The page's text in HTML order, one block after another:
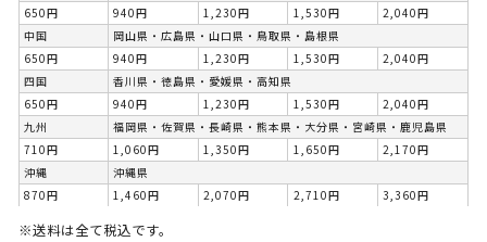
650円
940円 1,230円 1,530円
2,040円
中国
岡山県・広島県・山口県・鳥取県・島根県
650円
940円 1,230円 1,530円
2,040円
四国
香川県・徳島県・愛媛県・高知県
650円
940円 1,230円 1,530円
2,040円
九州
福岡県・佐賀県・長崎県・熊本県・大分県・宮崎県・鹿児島県
710円
1,060円 1,350円 1,650円
2,170円
沖縄
沖縄県
870円
1,460円 2,070円 2,710円 3,360円
※送料は全て税込です。